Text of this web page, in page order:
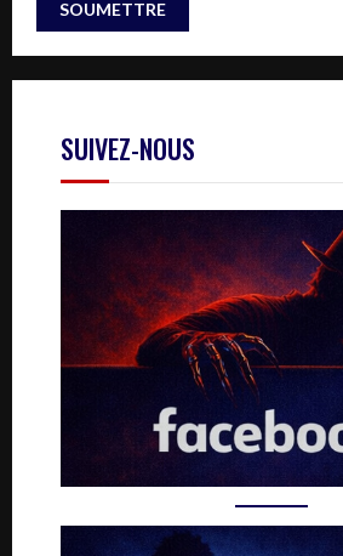
SUIVEZ-NOUS